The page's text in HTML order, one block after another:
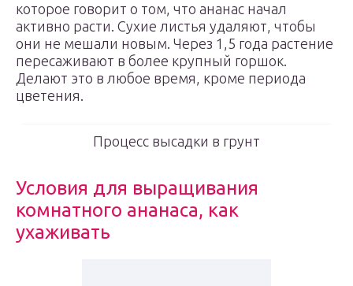
которое говорит о том, что ананас начал
активно расти. Сухие листья удаляют, чтобы
они не мешали новым. Через 1,5 года растение
пересаживают в более крупный горшок.
Делают это в любое время, кроме периода
цветения.
Процесс высадки в грунт
Условия для выращивания
комнатного ананаса, как
ухаживать